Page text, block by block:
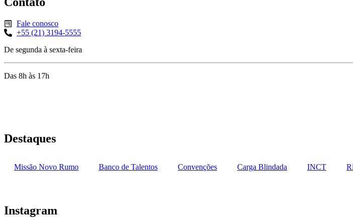
Fale conosco
+55 (21) 3194-5555
De segunda à sexta-feira
Das 8h às 17h
Destaques
Missão Novo Rumo Banco de Talentos Convenções Carga Blindada INCT
Instagram